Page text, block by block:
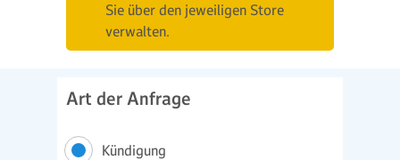
Sie über den jeweiligen Store
verwalten.
Art der Anfrage
Kündigung